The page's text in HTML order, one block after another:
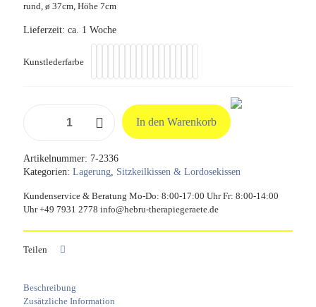
rund, ø 37cm, Höhe 7cm
Lieferzeit: ca. 1 Woche
Kunstlederfarbe
In den Warenkorb
Artikelnummer: 7-2336
Kategorien: Lagerung, Sitzkeilkissen & Lordosekissen
Kundenservice & Beratung Mo-Do: 8:00-17:00 Uhr Fr: 8:00-14:00
Uhr +49 7931 2778 info@hebru-therapiegeraete.de
Teilen
Beschreibung
Zusätzliche Information